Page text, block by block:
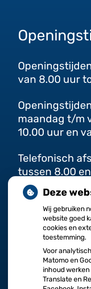
van 8.00 uur
maandag t/m
10.00 uur en
Telefonisch
tussen 8.00 en
Herhaalrecepten
aanvragen
Deze
Wij gebruiken
website goed
cookies en
toestemming.
Voor
Matomo en
inhoud
Translate en